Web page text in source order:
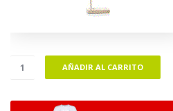
AÑADIR AL CARRITO